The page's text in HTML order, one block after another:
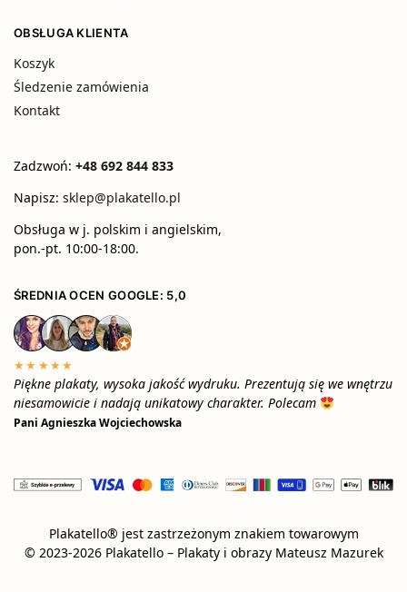
OBSŁUGA KLIENTA
Koszyk
Śledzenie zamówienia
Kontakt
Zadzwoń: +48 692 844 833
Napisz: sklep@plakatello.pl
Obsługa w j. polskim i angielskim,
pon.-pt. 10:00-18:00.
ŚREDNIA OCEN GOOGLE: 5,0
★★★★★
Piękne plakaty, wysoka jakość wydruku. Prezentują się we wnętrzu
niesamowicie i nadają unikatowy charakter. Polecam
Pani Agnieszka Wojciechowska
Plakatello® jest zastrzeżonym znakiem towarowym
© 2023-2026 Plakatello – Plakaty i obrazy Mateusz Mazurek